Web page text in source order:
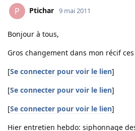
P Ptichar 9 mai 2011
Bonjour à tous,
Gros changement dans mon récif
[Se connecter pour voir le lien]
[Se connecter pour voir le lien]
[Se connecter pour voir le lien]
Hier entretien hebdo: siphonnage